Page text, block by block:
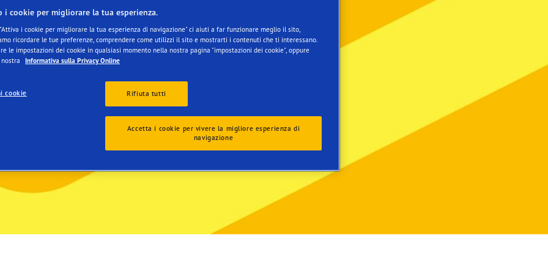
i cookie per migliorare la tua esperienza.
i cookie per migliorare la tua esperienza di navigazione" ci aiuti a far funzionare meglio il sito,
ricordare le tue preferenze, comprendere come utilizzi il sito e mostrarti i contenuti che ti interessano.
le impostazioni dei cookie in qualsiasi momento nella nostra pagina "impostazioni dei cookie", oppure
Informativa sulla Privacy Online
cookie Rifiuta tutti
Accetta i cookie per vivere la migliore esperienza di
navigazione